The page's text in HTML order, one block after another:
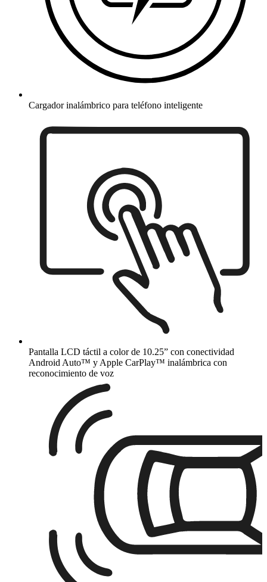
Cargador inalámbrico para teléfono inteligente
Pantalla LCD táctil a color de 10.25” con conectividad
Android Auto™ y Apple CarPlay™ inalámbrica con
reconocimiento de voz​